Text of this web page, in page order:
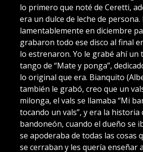
lo primero que noté de Ceretti,
era un dulce de leche de persona.
lamentablemente en diciembre
grabaron todo ese disco al final
lo estrenaron. Yo le grabé ahí un
tango de “Mate y ponga”,
lo original que era. Bianquito
también le grabó, creo que un
milonga, el vals se llamaba “Mi
tocando un vals”, y era la historia
bandoneón, cuando el dueño se
se apoderaba de todas las cosas
se cerraban y les quería enseñar